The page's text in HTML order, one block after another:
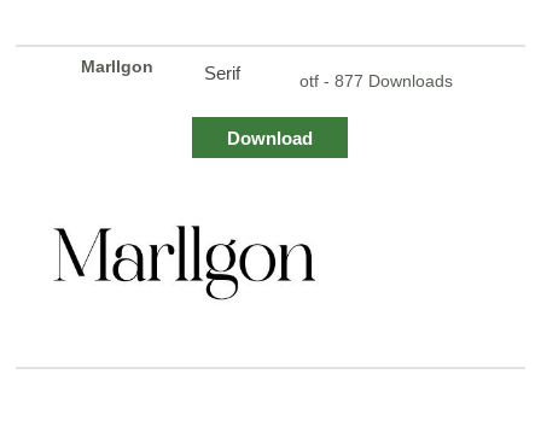
Marllgon Serif otf - 877 Downloads
Download